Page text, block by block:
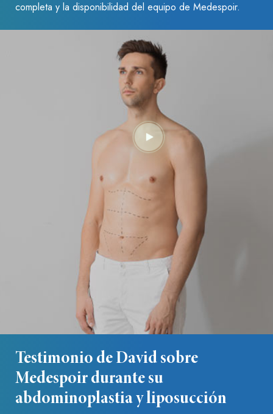
completa y la disponibilidad del equipo de Medespoir.
Testimonio de David sobre
Medespoir durante su
abdominoplastia y liposucción